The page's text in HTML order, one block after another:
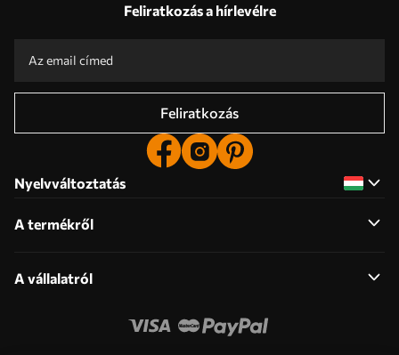
Feliratkozás a hírlevélre
Feliratkozás
Nyelvváltoztatás
A termékről
A vállalatról